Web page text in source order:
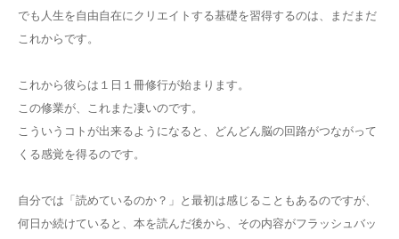
でも人生を自由自在にクリエイトする基礎を習得するのは、まだまだ
これからです。
これから彼らは１日１冊修行が始まります。
この修業が、これまた凄いのです。
こういうコトが出来るようになると、どんどん脳の回路がつながって
くる感覚を得るのです。
自分では「読めているのか？」と最初は感じることもあるのですが、
何日か続けていると、本を読んだ後から、その内容がフラッシュバッ